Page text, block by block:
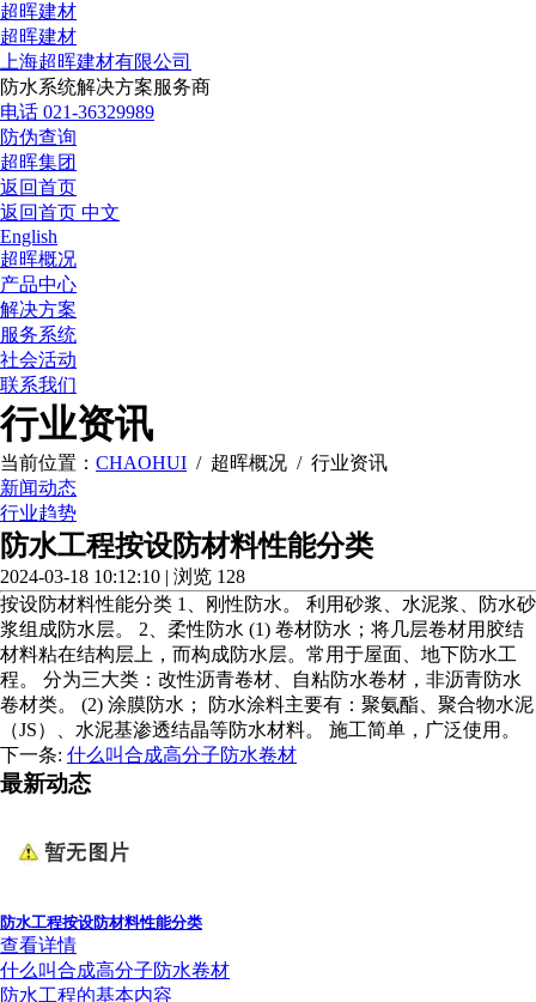
超晖建材
超晖建材
上海超晖建材有限公司
防水系统解决方案服务商
电话 021-36329989
防伪查询
超晖集团
返回首页
返回首页 中文
English
超晖概况
产品中心
解决方案
服务系统
社会活动
联系我们
行业资讯
当前位置： CHAOHUI / 超晖概况 / 行业资讯
新闻动态
行业趋势
​防水工程按设防材料性能分类
2024-03-18 10:12:10 | 浏览 128
按设防材料性能分类 1、刚性防水。 利用砂浆、水泥浆、防水砂
浆组成防水层。 2、柔性防水 (1) 卷材防水；将几层卷材用胶结
材料粘在结构层上，而构成防水层。常用于屋面、地下防水工
程。 分为三大类：改性沥青卷材、自粘防水卷材，非沥青防水
卷材类。 (2) 涂膜防水； 防水涂料主要有：聚氨酯、聚合物水泥
（JS）、水泥基渗透结晶等防水材料。 施工简单，广泛使用。
下一条: 什么叫合成高分子防水卷材
最新动态
​防水工程按设防材料性能分类
查看详情
什么叫合成高分子防水卷材
防水工程的基本内容